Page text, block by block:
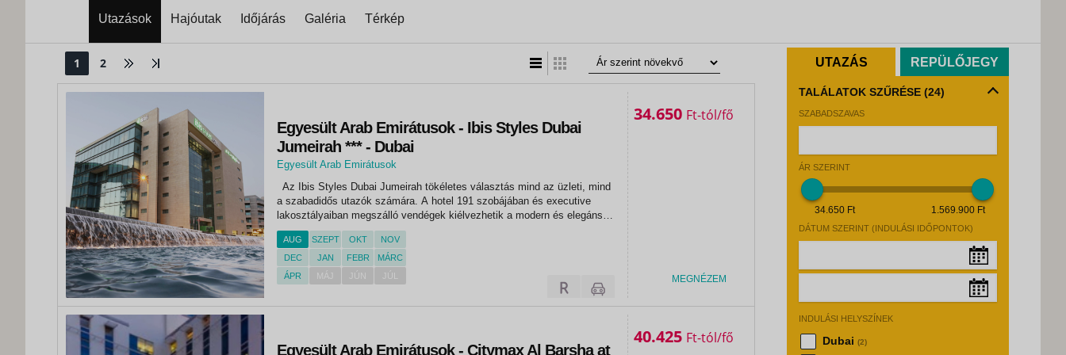
Utazások Hajóutak Időjárás Galéria Térkép
UTAZÁS REPÜLŐJEGY
TALÁLATOK SZŰRÉSE (24)
SZABADSZAVAS
ÁR SZERINT
34.650 Ft 1.569.900 Ft
DÁTUM SZERINT (INDULÁSI IDŐPONTOK)
Hé
Ke Sz Cs
27
29
«
INDULÁSI HELYSZÍNEK
Dubai (2)
1 2
Egyesült Arab Emirátusok - Ibis Styles Dubai
Jumeirah *** - Dubai
Egyesült Arab Emirátusok
Dubai
Az Ibis Styles Dubai Jumeirah tökéletes választás mind az üzleti, mind
a szabadidős utazók számára. A hotel 191 szobájában és executive
lakosztályaiban megszálló vendégek kiélvezhetik a modern és elegáns
belső tereket, valamint a prémium szobákat, beleértve a síkképernyős
TV-t, a személyes...
AUG SZEPT OKT
NOV
DEC
JAN FEBR
MÁRC
ÁPR
MÁJ JÚN JÚL
34.650 Ft
MEGNÉZEM
Egyesült Arab Emirátusok - Citymax Al Barsha at
40.425 Ft